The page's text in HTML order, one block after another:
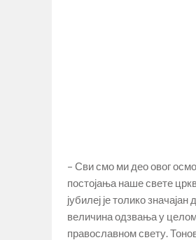
– Сви смо ми део овог
постојања наше свете
јубилеј је толико значајан
величина одзвања у
православном свету.